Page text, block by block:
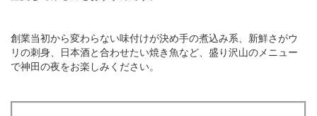
創業当初から変わらない味付けが決め手の煮込み系、新鮮さがウ
リの刺身、日本酒と合わせたい焼き魚など、盛り沢山のメニュー
で神田の夜をお楽しみください。